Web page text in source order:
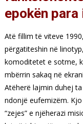
epokën
Atë fillim të viteve
përgatiteshin në
komoditetet e sotme,
mbërrin sakaq në
Atëherë lajmin duhej
ndonjë eufemizëm.
“zejes” e njëherazi